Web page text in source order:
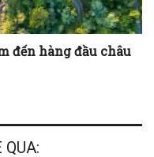
đến hàng đầu châu